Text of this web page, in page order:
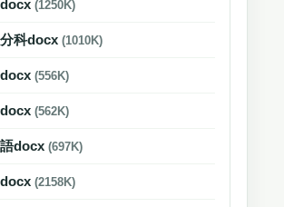
(1250K)
科docx (1010K)
(556K)
(562K)
docx (697K)
(2158K)